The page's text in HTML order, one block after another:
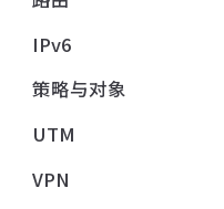
IPv6
策略与对象
UTM
VPN